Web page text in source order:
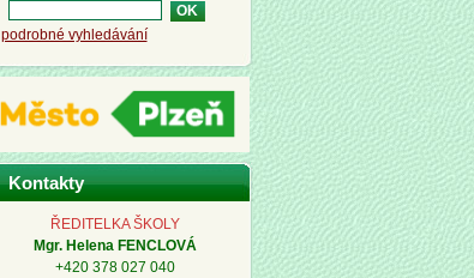
podrobné vyhledávání
Kontakty
ŘEDITELKA ŠKOLY
Mgr. Helena FENCLOVÁ
+420 378 027 040